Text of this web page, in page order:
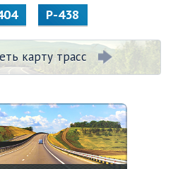
Р-438
карту трасс